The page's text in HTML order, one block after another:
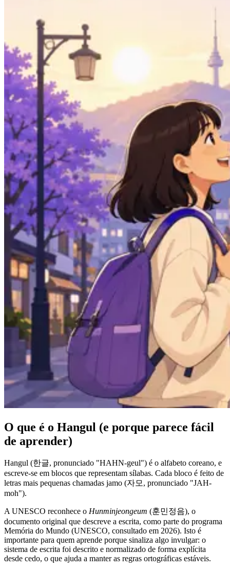
O que é o Hangul (e porque parece fácil
de aprender)
Hangul (한글, pronunciado "HAHN-geul") é o alfabeto coreano, e
escreve-se em blocos que representam sílabas. Cada bloco é feito de
letras mais pequenas chamadas jamo (자모, pronunciado "JAH-
moh").
A UNESCO reconhece o Hunminjeongeum (훈민정음), o
documento original que descreve a escrita, como parte do programa
Memória do Mundo (UNESCO, consultado em 2026). Isto é
importante para quem aprende porque sinaliza algo invulgar: o
sistema de escrita foi descrito e normalizado de forma explícita
desde cedo, o que ajuda a manter as regras ortográficas estáveis.